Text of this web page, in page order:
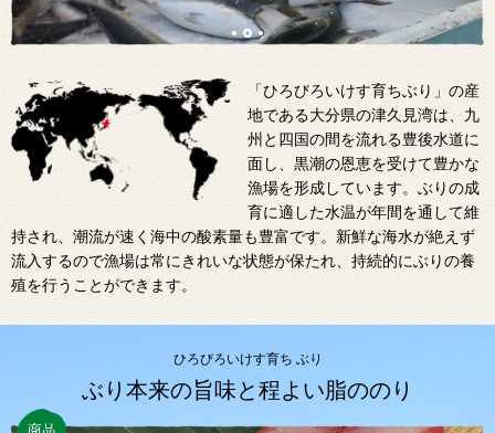
「ひろびろいけす育ちぶり」の産
地である大分県の津久見湾は、九
州と四国の間を流れる豊後水道に
面し、黒潮の恩恵を受けて豊かな
漁場を形成しています。ぶりの成
育に適した水温が年間を通して維
持され、潮流が速く海中の酸素量も豊富です。新鮮な海水が絶えず
流入するので漁場は常にきれいな状態が保たれ、持続的にぶりの養
殖を行うことができます。
ひろびろいけす育ち ぶり
ぶり本来の旨味と程よい脂ののり